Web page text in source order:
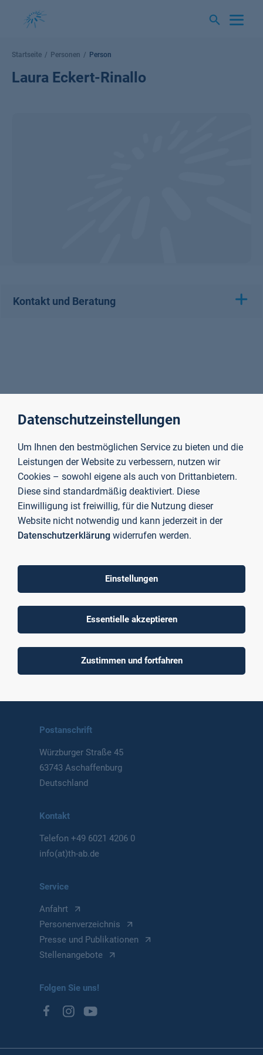
Startseite Personen Person
Laura Eckert-Rinallo
Kontakt und Beratung
Technische Hochschule
Aschaffenburg
Postanschrift
Würzburger Straße 45
63743 Aschaffenburg
Deutschland
Kontakt
Telefon+49 6021 4206 0
info(at)th-ab.de
Service
Anfahrt
Personenverzeichnis
Presse und Publikationen
Stellenangebote
Folgen Sie uns!
Datenschutzeinstellungen
Um Ihnen den bestmöglichen Service zu bieten und die
Leistungen der Website zu verbessern, nutzen wir
Cookies – sowohl eigene als auch von Drittanbietern.
Diese sind standardmäßig deaktiviert. Diese
Einwilligung ist freiwillig, für die Nutzung dieser
Website nicht notwendig und kann jederzeit in der
Datenschutzerklärung widerrufen werden.
Einstellungen
Essentielle akzeptieren
Zustimmen und fortfahren